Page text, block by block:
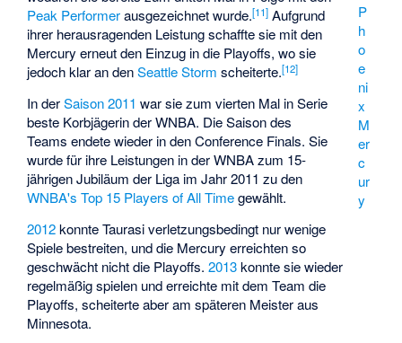
P
h
o
e
ni
x
M
er
c
ur
y
Peak Performerausgezeichnet wurde.[11] Aufgrund
ihrer herausragenden Leistung schaffte sie mit den
Mercury erneut den Einzug in die Playoffs, wo sie
jedoch klar an denSeattle Storm scheiterte.[12]
In derSaison 2011 war sie zum vierten Mal in Serie
beste Korbjägerin der WNBA. Die Saison des
Teams endete wieder in den Conference Finals. Sie
wurde für ihre Leistungen in der WNBA zum 15-
jährigen Jubiläum der Liga im Jahr 2011 zu den
WNBA's Top 15 Players of All Timegewählt.
2012konnte Taurasi verletzungsbedingt nur wenige
Spiele bestreiten, und die Mercury erreichten so
geschwächt nicht die Playoffs.2013konnte sie wieder
regelmäßig spielen und erreichte mit dem Team die
Playoffs, scheiterte aber am späteren Meister aus
Minnesota.